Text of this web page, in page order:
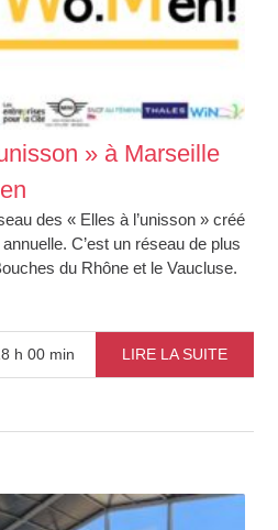
» à Marseille
des « Elles à l’unisson » créé
C’est un réseau de plus
du Rhône et le Vaucluse.
h 00 min LIRE LA SUITE